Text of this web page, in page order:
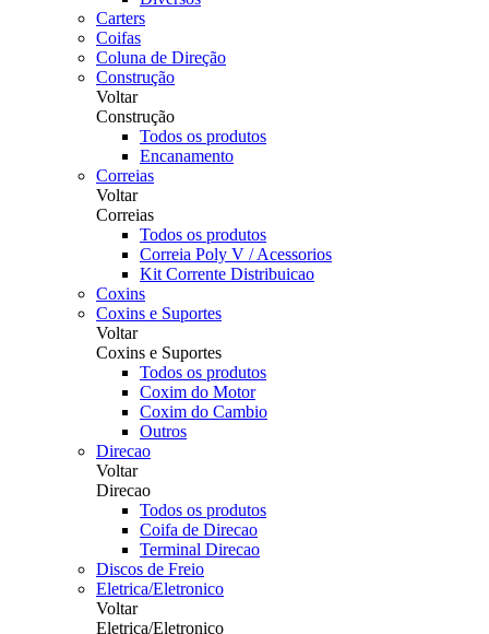
Carters
Coifas
Coluna de Direção
Construção
Voltar
Construção
Todos os produtos
Encanamento
Correias
Voltar
Correias
Todos os produtos
Correia Poly V / Acessorios
Kit Corrente Distribuicao
Coxins
Coxins e Suportes
Voltar
Coxins e Suportes
Todos os produtos
Coxim do Motor
Coxim do Cambio
Outros
Direcao
Voltar
Direcao
Todos os produtos
Coifa de Direcao
Terminal Direcao
Discos de Freio
Eletrica/Eletronico
Voltar
Eletrica/Eletronico